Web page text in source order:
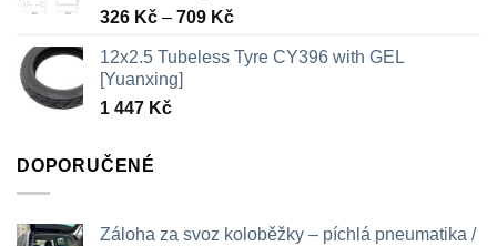
326 Kč – 709 KčRozpětí
326 Kč
12x2.5 Tubeless Tyre CY396 with GEL
[Yuanxing]
1 447 Kč
DOPORUČENÉ
Záloha za svoz koloběžky – píchlá pneumatika /